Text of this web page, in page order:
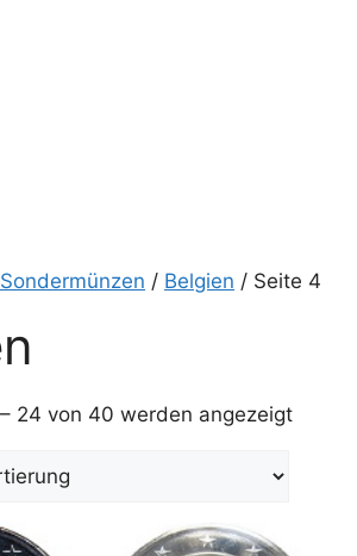
/ Belgien / Seite 4
24 von 40 werden angezeigt